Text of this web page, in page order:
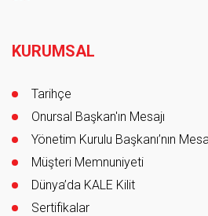
Footer
Tarihçe
Onursal Başkan'ın Mesajı
Yönetim Kurulu Başkanı’nın Mesajı
Müşteri Memnuniyeti
Dünya’da KALE Kilit